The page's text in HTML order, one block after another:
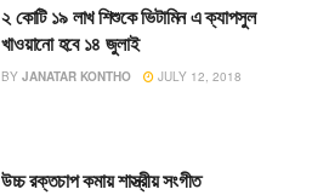
২ কোটি ১৯ লাখ শিশুকে ভিটামিন এ ক্যাপসুল
খাওয়ানো হবে ১৪ জুলাই
BY JANATAR KONTHO JULY 12, 2018
উচ্চ রক্তচাপ কমায় শাস্ত্রীয় সংগীত